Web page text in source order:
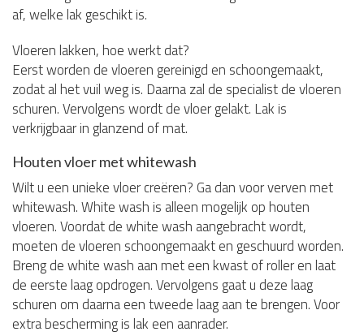
af, welke lak geschikt is.
Vloeren lakken, hoe werkt dat?
Eerst worden de vloeren gereinigd en schoongemaakt,
zodat al het vuil weg is. Daarna zal de specialist de vloeren
schuren. Vervolgens wordt de vloer gelakt. Lak is
verkrijgbaar in glanzend of mat.
Houten vloer met whitewash
Wilt u een unieke vloer creëren? Ga dan voor verven met
whitewash. White wash is alleen mogelijk op houten
vloeren. Voordat de white wash aangebracht wordt,
moeten de vloeren schoongemaakt en geschuurd worden.
Breng de white wash aan met een kwast of roller en laat
de eerste laag opdrogen. Vervolgens gaat u deze laag
schuren om daarna een tweede laag aan te brengen. Voor
extra bescherming is lak een aanrader.